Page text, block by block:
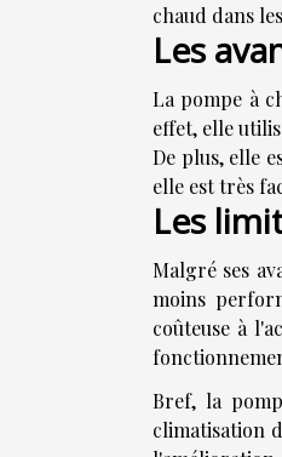
chaud dans
Les
La pompe à
effet, elle
De plus, elle
elle est très
Les
Malgré ses
moins
coûteuse à
Bref, la
climatisation